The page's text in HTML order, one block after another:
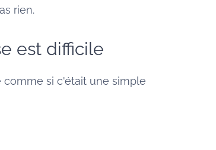
rien.
est difficile
si c'était une simple